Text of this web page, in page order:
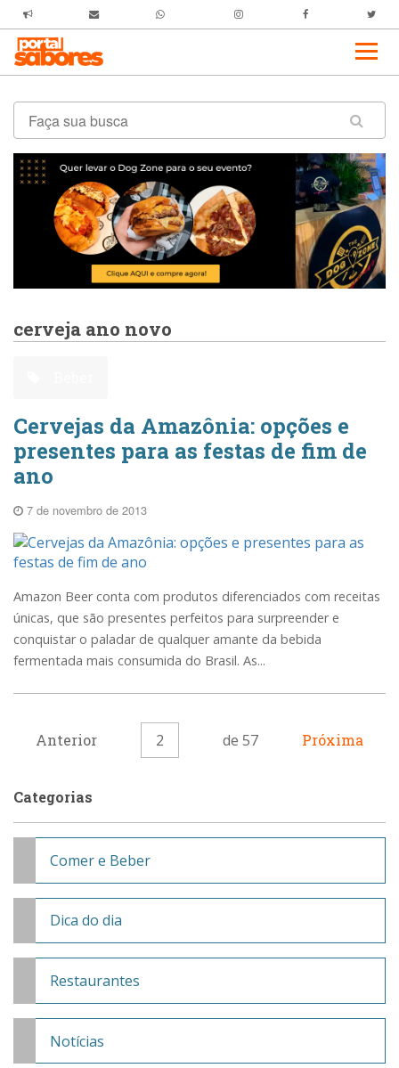
cerveja ano novo
Cervejas da Amazônia: opções e
presentes para as festas de fim de
ano
7 de novembro de 2013
Amazon Beer conta com produtos diferenciados com receitas
únicas, que são presentes perfeitos para surpreender e
conquistar o paladar de qualquer amante da bebida
fermentada mais consumida do Brasil. As...
Anterior 2 de 57 Próxima
Categorias
Comer e Beber
Dica do dia
Restaurantes
Notícias